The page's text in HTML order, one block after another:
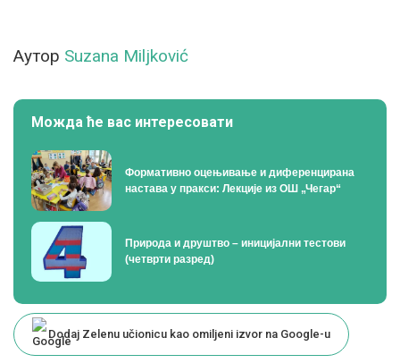
Аутор Suzana Miljković
Можда ће вас интересовати
Формативно оцењивање и диференцирана
настава у пракси: Лекције из ОШ „Чегар“
Природа и друштво – иницијални тестови
(четврти разред)
Dodaj Zelenu učionicu kao omiljeni izvor na Google-u